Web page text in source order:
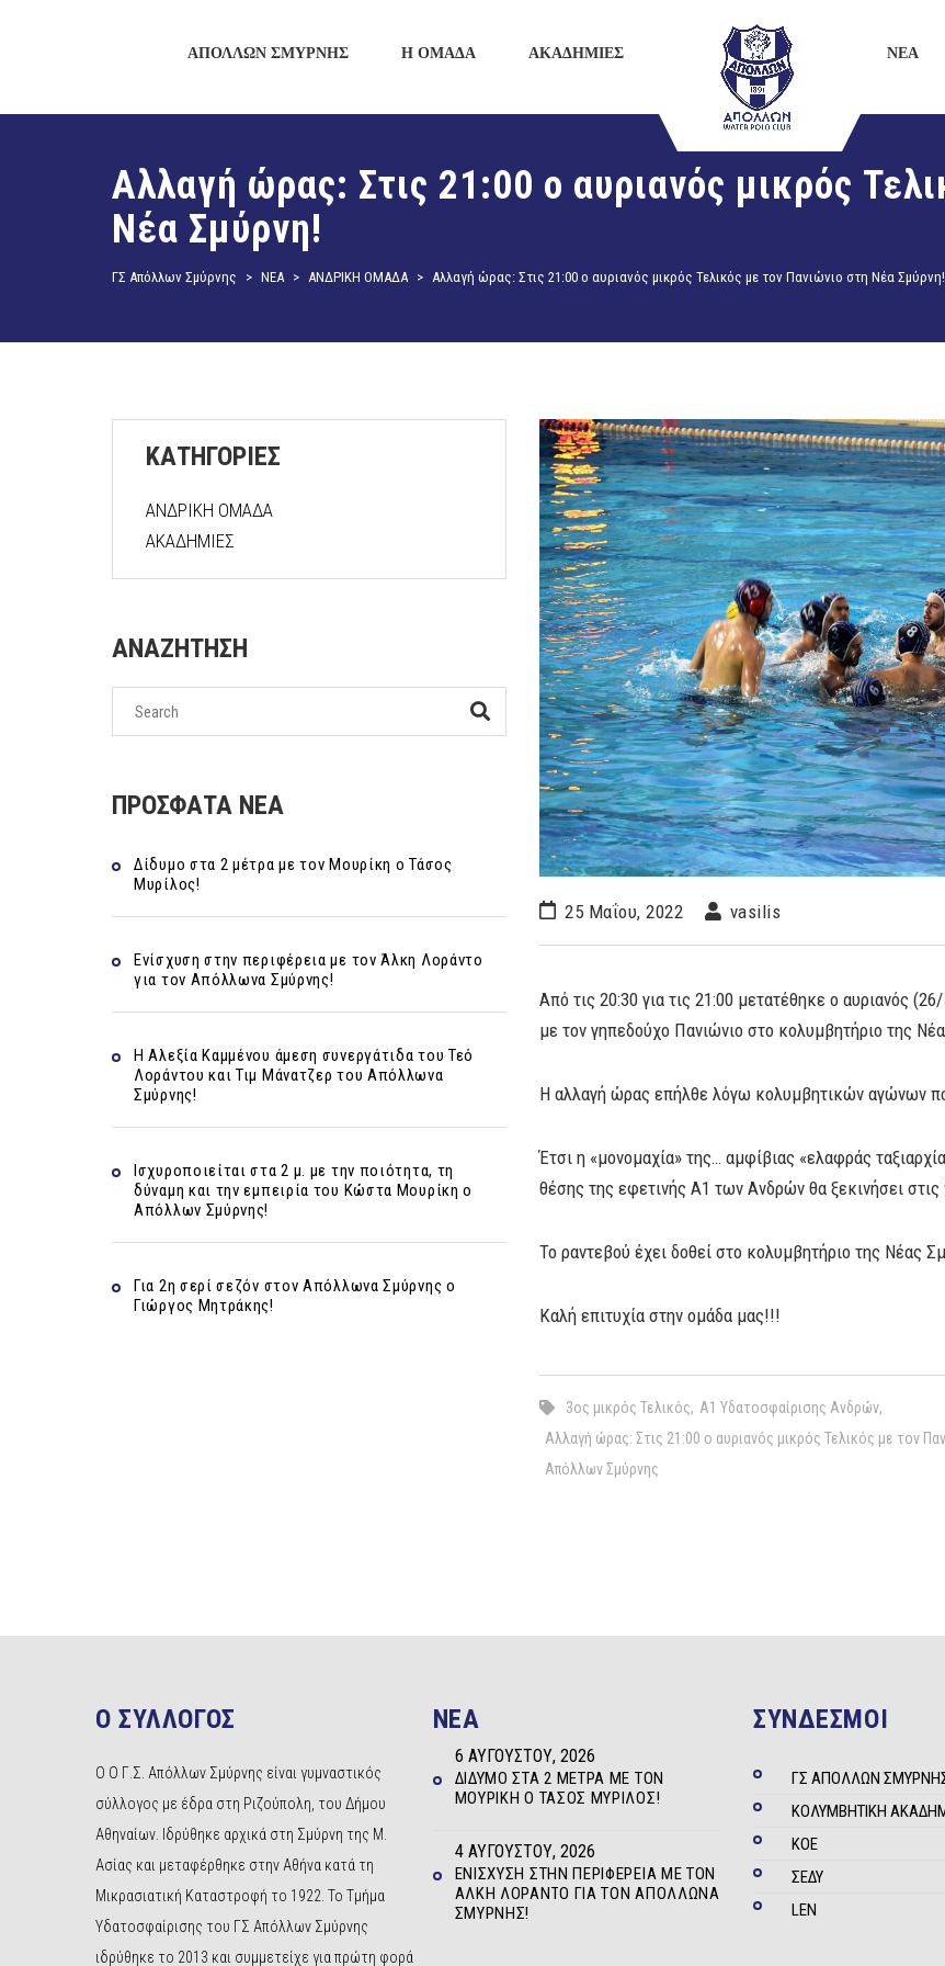
ΑΠΟΛΛΩΝ ΣΜΥΡΝΗΣ Η ΟΜΑΔΑ ΑΚΑΔΗΜΙΕΣ ΝΕΑ
Αλλαγή ώρας: Στις 21:00 ο αυριανός μικρός
Νέα Σμύρνη!
ΓΣ Απόλλων Σμύρνης > ΝΕΑ > ΑΝΔΡΙΚΗ ΟΜΑΔΑ > Αλλαγή ώρας: Στις 21:00 ο αυριανός μικρός Τελικός με τον Πανιώνιο στη Νέα Σμύρνη!
25 Μαΐου, 2022 vasilis
Από τις 20:30 για τις 21:00 μετατέθηκε ο αυριανός
με τον γηπεδούχο Πανιώνιο στο κολυμβητήριο της
Η αλλαγή ώρας επήλθε λόγω κολυμβητικών αγώνων
Έτσι η «μονομαχία» της… αμφίβιας «ελαφράς
θέσης της εφετινής Α1 των Ανδρών θα ξεκινήσει
Το ραντεβού έχει δοθεί στο κολυμβητήριο της Νέας
Καλή επιτυχία στην ομάδα μας!!!
3ος μικρός Τελικός, Α1 Υδατοσφαίρισης Ανδρών,
Αλλαγή ώρας: Στις 21:00 ο αυριανός μικρός Τελικός με τον
Απόλλων Σμύρνης
ΚΑΤΗΓΟΡΙΕΣ
ΑΝΔΡΙΚΗ ΟΜΑΔΑ
ΑΚΑΔΗΜΙΕΣ
ΑΝΑΖΗΤΗΣΗ
ΠΡΟΣΦΑΤΑ ΝΕΑ
Δίδυμο στα 2 μέτρα με τον Μουρίκη ο Τάσος
Μυρίλος!
Ενίσχυση στην περιφέρεια με τον Άλκη Λοράντο
για τον Απόλλωνα Σμύρνης!
Η Αλεξία Καμμένου άμεση συνεργάτιδα του Τεό
Λοράντου και Τιμ Μάνατζερ του Απόλλωνα
Σμύρνης!
Ισχυροποιείται στα 2 μ. με την ποιότητα, τη
δύναμη και την εμπειρία του Κώστα Μουρίκη ο
Απόλλων Σμύρνης!
Για 2η σερί σεζόν στον Απόλλωνα Σμύρνης ο
Γιώργος Μητράκης!
Ο ΣΥΛΛΟΓΟΣ
Ο Ο Γ.Σ. Απόλλων Σμύρνης είναι γυμναστικός
σύλλογος με έδρα στη Ριζούπολη, του Δήμου
Αθηναίων. Ιδρύθηκε αρχικά στη Σμύρνη της Μ.
Ασίας και μεταφέρθηκε στην Αθήνα κατά τη
Μικρασιατική Καταστροφή το 1922. Το Τμήμα
Υδατοσφαίρισης του ΓΣ Απόλλων Σμύρνης
ιδρύθηκε το 2013 και συμμετείχε για πρώτη φορά
NEA
ΔΊΔΥΜΟ ΣΤΑ 2 ΜΈΤΡΑ ΜΕ ΤΟΝ
ΜΟΥΡΊΚΗ Ο ΤΆΣΟΣ ΜΥΡΊΛΟΣ!
6 ΑΥΓΟΎΣΤΟΥ, 2026
ΕΝΊΣΧΥΣΗ ΣΤΗΝ ΠΕΡΙΦΈΡΕΙΑ ΜΕ ΤΟΝ
ΆΛΚΗ ΛΟΡΆΝΤΟ ΓΙΑ ΤΟΝ ΑΠΌΛΛΩΝΑ
ΣΜΎΡΝΗΣ!
4 ΑΥΓΟΎΣΤΟΥ, 2026
ΣΥΝΔΕΣΜΟΙ
ΓΣ ΑΠΟΛΛΩΝ
ΚΟΛΥΜΒΗΤΙΚΗ
ΚΟΕ
ΣΕΔΥ
LEN